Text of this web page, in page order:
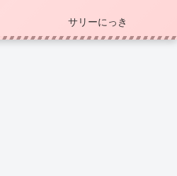
サリーにっき